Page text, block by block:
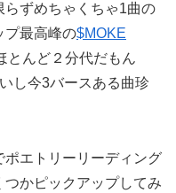
ずめちゃくちゃ1曲の
プ最高峰の$MOKE
とんど２分代だもん
し今3バースある曲珍
エトリーリーディング
かピックアップしてみ